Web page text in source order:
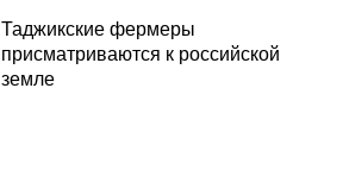
Таджикские фермеры
присматриваются к российской
земле